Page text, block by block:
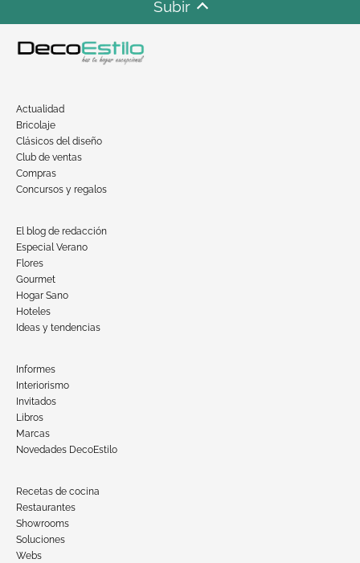
Subir
Actualidad
Bricolaje
Clásicos del diseño
Club de ventas
Compras
Concursos y regalos
El blog de redacción
Especial Verano
Flores
Gourmet
Hogar Sano
Hoteles
Ideas y tendencias
Informes
Interiorismo
Invitados
Libros
Marcas
Novedades DecoEstilo
Recetas de cocina
Restaurantes
Showrooms
Soluciones
Webs